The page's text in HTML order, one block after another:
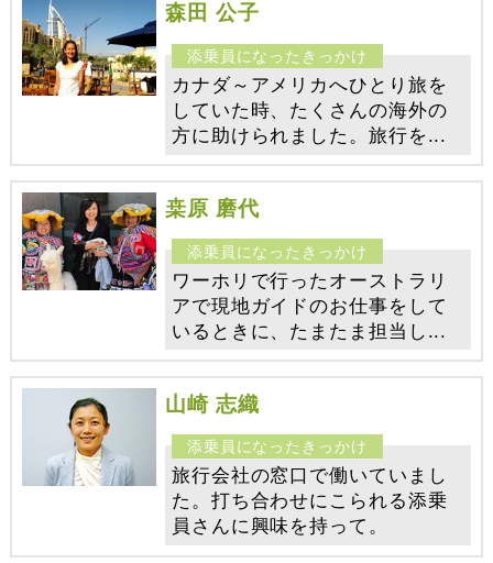
森田 公子
カナダ～アメリカへひとり旅を
していた時、たくさんの海外の
方に助けられました。旅行を...
桒原 磨代
ワーホリで行ったオーストラリ
アで現地ガイドのお仕事をして
いるときに、たまたま担当し...
山崎 志織
旅行会社の窓口で働いていまし
た。打ち合わせにこられる添乗
員さんに興味を持って。